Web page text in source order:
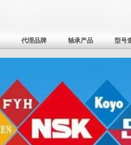
代理品牌 轴承产品 型号